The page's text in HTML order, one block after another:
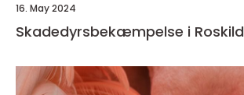
16. May 2024
Skadedyrsbekæmpelse i